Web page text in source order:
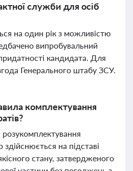
служби для осіб
на один рік з можливістю
випробувальний
кандидата. Для
Генерального штабу ЗСУ.
комплектування
здійснюється на підставі
стану, затвердженого